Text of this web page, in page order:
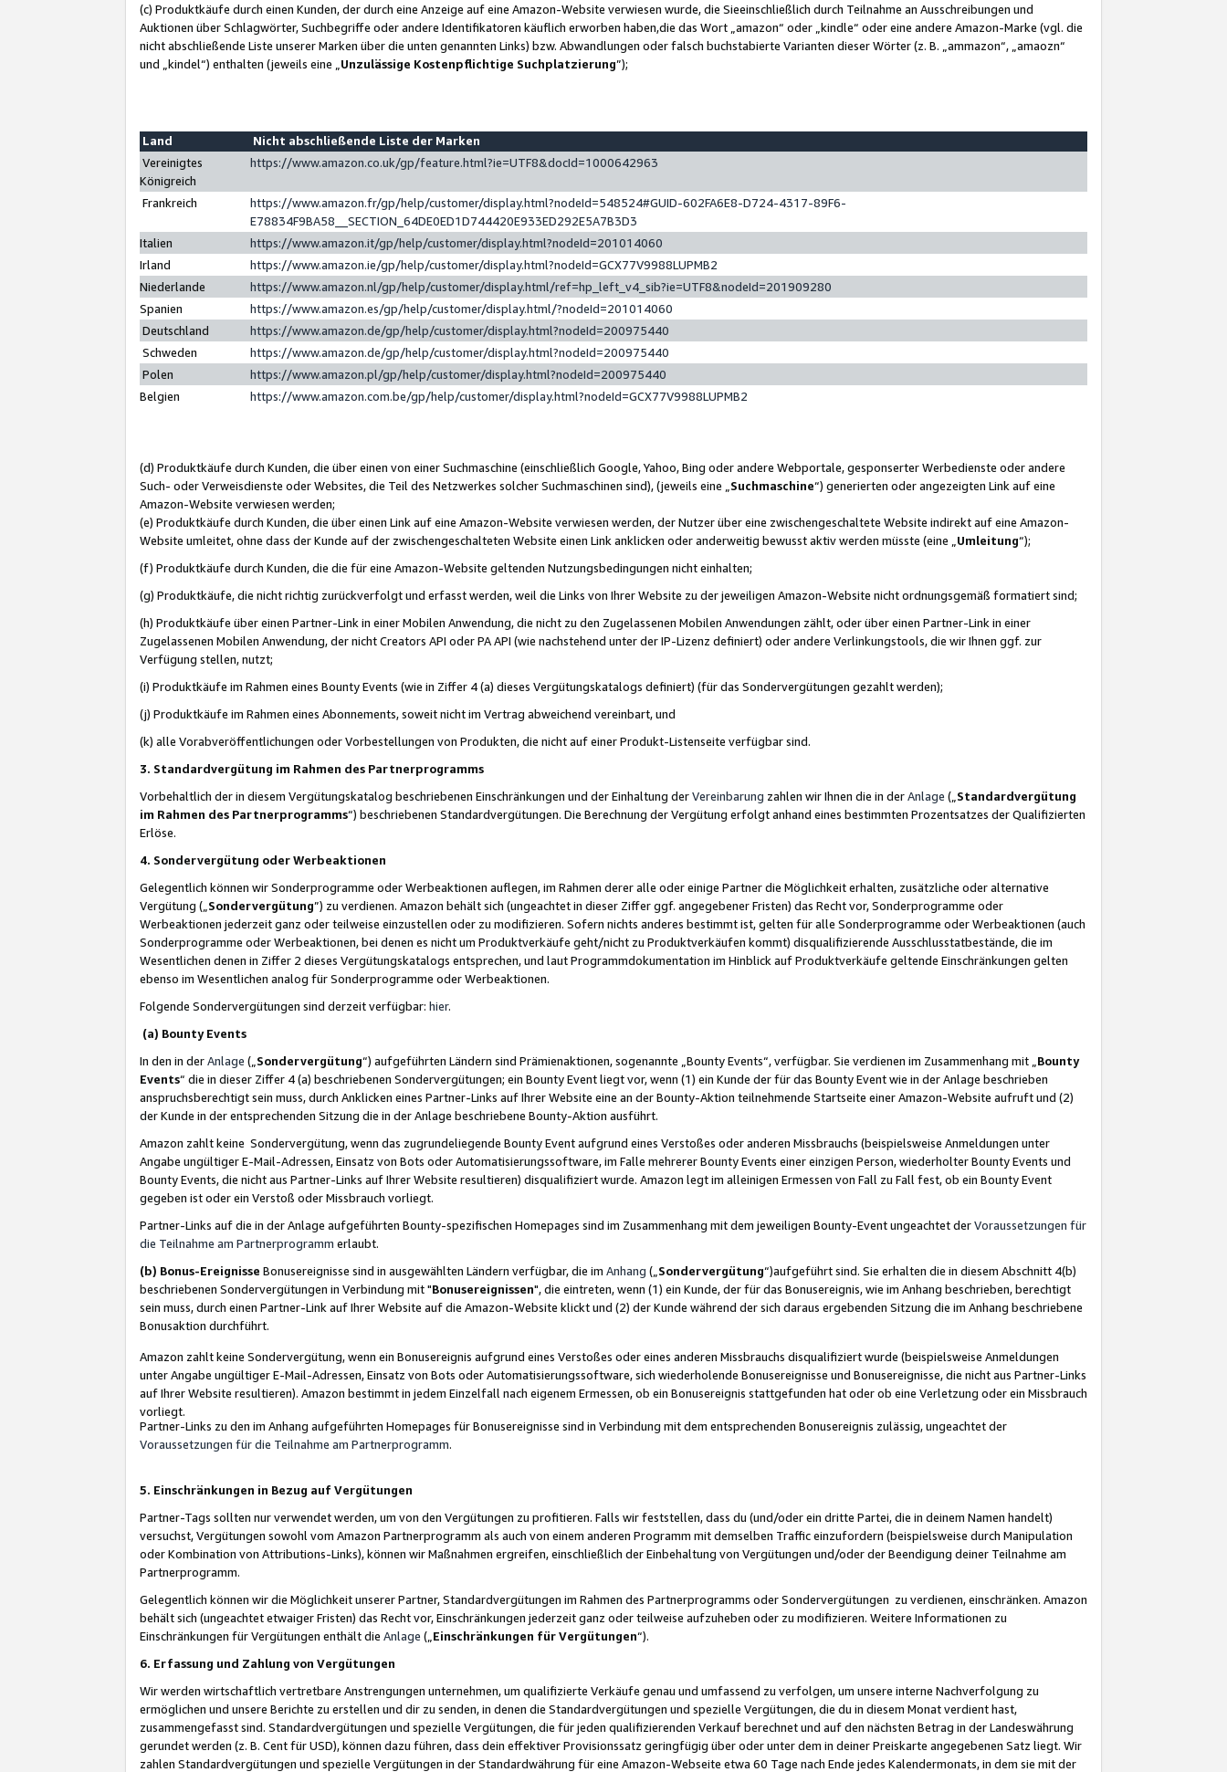
(c) Produktkäufe durch einen Kunden, der durch eine Anzeige auf eine Amazon-Website verwiesen wurde, die Sieeinschließlich durch Teilnahme an Ausschreibungen und
Auktionen über Schlagwörter, Suchbegriffe oder andere Identifikatoren käuflich erworben haben,die das Wort „amazon“ oder „kindle“ oder eine andere Amazon-Marke (vgl. die
nicht abschließende Liste unserer Marken über die unten genannten Links) bzw. Abwandlungen oder falsch buchstabierte Varianten dieser Wörter (z. B. „ammazon“, „amaozn“
und „kindel“) enthalten (jeweils eine „ Unzulässige Kostenpflichtige Suchplatzierung”);
Land
Nicht abschließende Liste der Marken
Vereinigtes
Königreich
https://www.amazon.co.uk/gp/feature.html?ie=UTF8&docId=1000642963
Frankreich
https://www.amazon.fr/gp/help/customer/display.html?nodeId=548524#GUID-602FA6E8-D724-4317-89F6-
E78834F9BA58__SECTION_64DE0ED1D744420E933ED292E5A7B3D3
Italien
https://www.amazon.it/gp/help/customer/display.html?nodeId=201014060
Irland
https://www.amazon.ie/gp/help/customer/display.html?nodeId=GCX77V9988LUPMB2
Niederlande
https://www.amazon.nl/gp/help/customer/display.html/ref=hp_left_v4_sib?ie=UTF8&nodeId=201909280
Spanien
https://www.amazon.es/gp/help/customer/display.html/?nodeId=201014060
Deutschland
https://www.amazon.de/gp/help/customer/display.html?nodeId=200975440
Schweden
https://www.amazon.de/gp/help/customer/display.html?nodeId=200975440
Polen
https://www.amazon.pl/gp/help/customer/display.html?nodeId=200975440
Belgien
https://www.amazon.com.be/gp/help/customer/display.html?nodeId=GCX77V9988LUPMB2
(d) Produktkäufe durch Kunden, die über einen von einer Suchmaschine (einschließlich Google, Yahoo, Bing oder andere Webportale, gesponserter Werbedienste oder andere
Such- oder Verweisdienste oder Websites, die Teil des Netzwerkes solcher Suchmaschinen sind), (jeweils eine „ Suchmaschine“) generierten oder angezeigten Link auf eine
Amazon-Website verwiesen werden;
(e) Produktkäufe durch Kunden, die über einen Link auf eine Amazon-Website verwiesen werden, der Nutzer über eine zwischengeschaltete Website indirekt auf eine Amazon-
Website umleitet, ohne dass der Kunde auf der zwischengeschalteten Website einen Link anklicken oder anderweitig bewusst aktiv werden müsste (eine „ Umleitung“);
(f) Produktkäufe durch Kunden, die die für eine Amazon-Website geltenden Nutzungsbedingungen nicht einhalten;
(g) Produktkäufe, die nicht richtig zurückverfolgt und erfasst werden, weil die Links von Ihrer Website zu der jeweiligen Amazon-Website nicht ordnungsgemäß formatiert sind;
(h) Produktkäufe über einen Partner-Link in einer Mobilen Anwendung, die nicht zu den Zugelassenen Mobilen Anwendungen zählt, oder über einen Partner-Link in einer
Zugelassenen Mobilen Anwendung, der nicht Creators API oder PA API (wie nachstehend unter der IP-Lizenz definiert) oder andere Verlinkungstools, die wir Ihnen ggf. zur
Verfügung stellen, nutzt;
(i) Produktkäufe im Rahmen eines Bounty Events (wie in Ziffer 4 (a) dieses Vergütungskatalogs definiert) (für das Sondervergütungen gezahlt werden);
(j) Produktkäufe im Rahmen eines Abonnements, soweit nicht im Vertrag abweichend vereinbart, und
(k) alle Vorabveröffentlichungen oder Vorbestellungen von Produkten, die nicht auf einer Produkt-Listenseite verfügbar sind.
3. Standardvergütung im Rahmen des Partnerprogramms
Vorbehaltlich der in diesem Vergütungskatalog beschriebenen Einschränkungen und der Einhaltung derVereinbarung zahlen wir Ihnen die in derAnlage („ Standardvergütung
im Rahmen des Partnerprogramms“) beschriebenen Standardvergütungen. Die Berechnung der Vergütung erfolgt anhand eines bestimmten Prozentsatzes der Qualifizierten
Erlöse.
4. Sondervergütung oder Werbeaktionen
Gelegentlich können wir Sonderprogramme oder Werbeaktionen auflegen, im Rahmen derer alle oder einige Partner die Möglichkeit erhalten, zusätzliche oder alternative
Vergütung („ Sondervergütung”) zu verdienen. Amazon behält sich (ungeachtet in dieser Ziffer ggf. angegebener Fristen) das Recht vor, Sonderprogramme oder
Werbeaktionen jederzeit ganz oder teilweise einzustellen oder zu modifizieren. Sofern nichts anderes bestimmt ist, gelten für alle Sonderprogramme oder Werbeaktionen (auch
Sonderprogramme oder Werbeaktionen, bei denen es nicht um Produktverkäufe geht/nicht zu Produktverkäufen kommt) disqualifizierende Ausschlusstatbestände, die im
Wesentlichen denen in Ziffer 2 dieses Vergütungskatalogs entsprechen, und laut Programmdokumentation im Hinblick auf Produktverkäufe geltende Einschränkungen gelten
ebenso im Wesentlichen analog für Sonderprogramme oder Werbeaktionen.
Folgende Sondervergütungen sind derzeit verfügbar: hier.
(a) Bounty Events
In den in derAnlage („ Sondervergütung“) aufgeführten Ländern sind Prämienaktionen, sogenannte „Bounty Events“, verfügbar. Sie verdienen im Zusammenhang mit „ Bounty
Events“ die in dieser Ziffer 4 (a) beschriebenen Sondervergütungen; ein Bounty Event liegt vor, wenn (1) ein Kunde der für das Bounty Event wie in der Anlage beschrieben
anspruchsberechtigt sein muss, durch Anklicken eines Partner-Links auf Ihrer Website eine an der Bounty-Aktion teilnehmende Startseite einer Amazon-Website aufruft und (2)
der Kunde in der entsprechenden Sitzung die in der Anlage beschriebene Bounty-Aktion ausführt.
Amazon zahlt keine Sondervergütung, wenn das zugrundeliegende Bounty Event aufgrund eines Verstoßes oder anderen Missbrauchs (beispielsweise Anmeldungen unter
Angabe ungültiger E-Mail-Adressen, Einsatz von Bots oder Automatisierungssoftware, im Falle mehrerer Bounty Events einer einzigen Person, wiederholter Bounty Events und
Bounty Events, die nicht aus Partner-Links auf Ihrer Website resultieren) disqualifiziert wurde. Amazon legt im alleinigen Ermessen von Fall zu Fall fest, ob ein Bounty Event
gegeben ist oder ein Verstoß oder Missbrauch vorliegt.
Partner-Links auf die in der Anlage aufgeführten Bounty-spezifischen Homepages sind im Zusammenhang mit dem jeweiligen Bounty-Event ungeachtet derVoraussetzungen für
die Teilnahme am Partnerprogramm erlaubt.
(b) Bonus-Ereignisse Bonusereignisse sind in ausgewählten Ländern verfügbar, die im Anhang („ Sondervergütung“)aufgeführt sind. Sie erhalten die in diesem Abschnitt 4(b)
beschriebenen Sondervergütungen in Verbindung mit "Bonusereignissen", die eintreten, wenn (1) ein Kunde, der für das Bonusereignis, wie im Anhang beschrieben, berechtigt
sein muss, durch einen Partner-Link auf Ihrer Website auf die Amazon-Website klickt und (2) der Kunde während der sich daraus ergebenden Sitzung die im Anhang beschriebene
Bonusaktion durchführt.
Amazon zahlt keine Sondervergütung, wenn ein Bonusereignis aufgrund eines Verstoßes oder eines anderen Missbrauchs disqualifiziert wurde (beispielsweise Anmeldungen
unter Angabe ungültiger E-Mail-Adressen, Einsatz von Bots oder Automatisierungssoftware, sich wiederholende Bonusereignisse und Bonusereignisse, die nicht aus Partner-Links
auf Ihrer Website resultieren). Amazon bestimmt in jedem Einzelfall nach eigenem Ermessen, ob ein Bonusereignis stattgefunden hat oder ob eine Verletzung oder ein Missbrauch
vorliegt.
Partner-Links zu den im Anhang aufgeführten Homepages für Bonusereignisse sind in Verbindung mit dem entsprechenden Bonusereignis zulässig, ungeachtet der
Voraussetzungen für die Teilnahme am Partnerprogramm.
5. Einschränkungen in Bezug auf Vergütungen
Partner-Tags sollten nur verwendet werden, um von den Vergütungen zu profitieren. Falls wir feststellen, dass du (und/oder ein dritte Partei, die in deinem Namen handelt)
versuchst, Vergütungen sowohl vom Amazon Partnerprogramm als auch von einem anderen Programm mit demselben Traffic einzufordern (beispielsweise durch Manipulation
oder Kombination von Attributions-Links), können wir Maßnahmen ergreifen, einschließlich der Einbehaltung von Vergütungen und/oder der Beendigung deiner Teilnahme am
Partnerprogramm.
Gelegentlich können wir die Möglichkeit unserer Partner, Standardvergütungen im Rahmen des Partnerprogramms oder Sondervergütungen zu verdienen, einschränken. Amazon
behält sich (ungeachtet etwaiger Fristen) das Recht vor, Einschränkungen jederzeit ganz oder teilweise aufzuheben oder zu modifizieren. Weitere Informationen zu
Einschränkungen für Vergütungen enthält die Anlage („ Einschränkungen für Vergütungen“).
6. Erfassung und Zahlung von Vergütungen
Wir werden wirtschaftlich vertretbare Anstrengungen unternehmen, um qualifizierte Verkäufe genau und umfassend zu verfolgen, um unsere interne Nachverfolgung zu
ermöglichen und unsere Berichte zu erstellen und dir zu senden, in denen die Standardvergütungen und spezielle Vergütungen, die du in diesem Monat verdient hast,
zusammengefasst sind. Standardvergütungen und spezielle Vergütungen, die für jeden qualifizierenden Verkauf berechnet und auf den nächsten Betrag in der Landeswährung
gerundet werden (z. B. Cent für USD), können dazu führen, dass dein effektiver Provisionssatz geringfügig über oder unter dem in deiner Preiskarte angegebenen Satz liegt. Wir
zahlen Standardvergütungen und spezielle Vergütungen in der Standardwährung für eine Amazon-Webseite etwa 60 Tage nach Ende jedes Kalendermonats, in dem sie mit der